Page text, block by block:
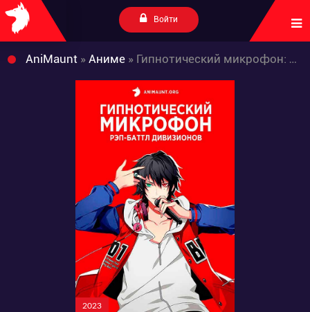
Войти
AniMaunt » Аниме » Гипнотический микрофон: Рэп-баттл дивизионов
2023